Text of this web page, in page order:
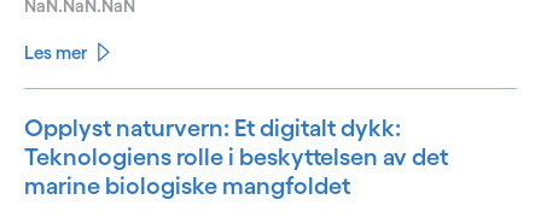
NaN.NaN.NaN
Les mer
Opplyst naturvern: Et digitalt dykk:
Teknologiens rolle i beskyttelsen av det
marine biologiske mangfoldet